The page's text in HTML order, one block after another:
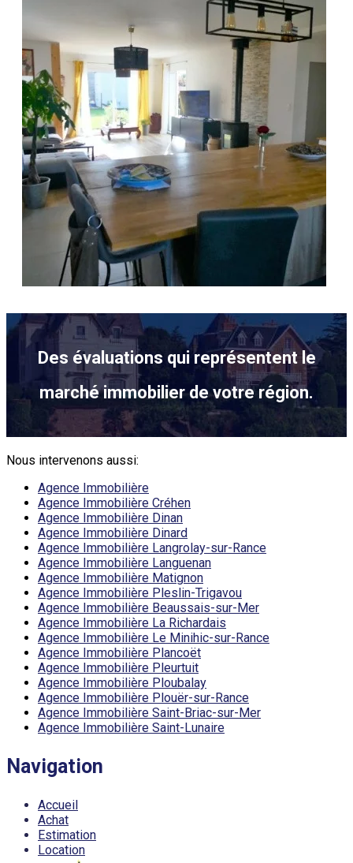
Des évaluations qui représentent le
marché immobilier de votre région.
Nous intervenons aussi:
Agence Immobilière
Agence Immobilière Créhen
Agence Immobilière Dinan
Agence Immobilière Dinard
Agence Immobilière Langrolay-sur-Rance
Agence Immobilière Languenan
Agence Immobilière Matignon
Agence Immobilière Pleslin-Trigavou
Agence Immobilière Beaussais-sur-Mer
Agence Immobilière La Richardais
Agence Immobilière Le Minihic-sur-Rance
Agence Immobilière Plancoët
Agence Immobilière Pleurtuit
Agence Immobilière Ploubalay
Agence Immobilière Plouër-sur-Rance
Agence Immobilière Saint-Briac-sur-Mer
Agence Immobilière Saint-Lunaire
Navigation
Accueil
Achat
Estimation
Location